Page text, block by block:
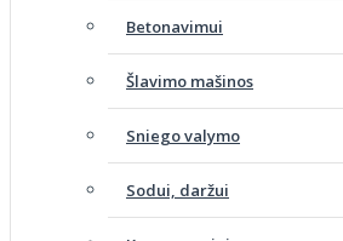
Betonavimui
Šlavimo mašinos
Sniego valymo
Sodui, daržui